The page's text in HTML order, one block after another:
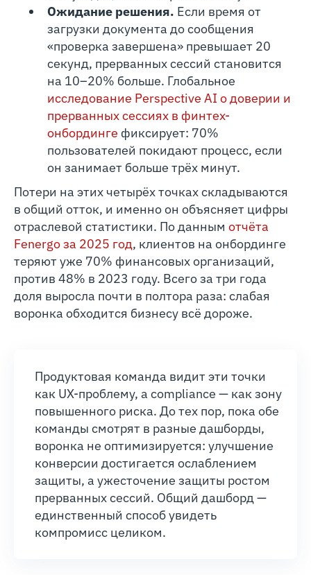
Ожидание решения. Если время от
загрузки документа до сообщения
«проверка завершена» превышает 20
секунд, прерванных сессий становится
на 10–20% больше. Глобальное
исследование Perspective AI о доверии и
прерванных сессиях в финтех-
онбординге фиксирует: 70%
пользователей покидают процесс, если
он занимает больше трёх минут.
Потери на этих четырёх точках складываются
в общий отток, и именно он объясняет цифры
отраслевой статистики. По данным отчёта
Fenergo за 2025 год, клиентов на онбординге
теряют уже 70% финансовых организаций,
против 48% в 2023 году. Всего за три года
доля выросла почти в полтора раза: слабая
воронка обходится бизнесу всё дороже.
Продуктовая команда видит эти точки
как UX-проблему, а compliance — как зону
повышенного риска. До тех пор, пока обе
команды смотрят в разные дашборды,
воронка не оптимизируется: улучшение
конверсии достигается ослаблением
защиты, а ужесточение защиты ростом
прерванных сессий. Общий дашборд —
единственный способ увидеть
компромисс целиком.